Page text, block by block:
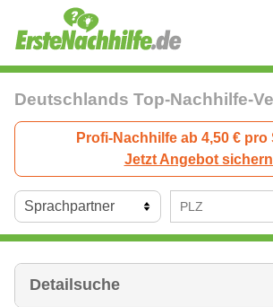
Deutschlands Top-Nachhilfe-
Profi-Nachhilfe ab 4,50 € pro
Jetzt Angebot
Detailsuche